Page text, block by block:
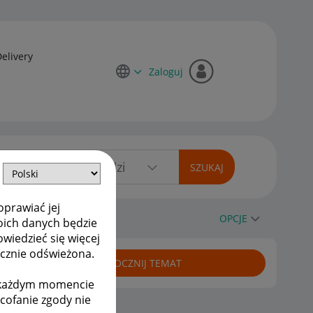
jej
danych będzie
się więcej
odświeżona.
momencie
zgody nie
Zaloguj
Finanse OPCJE
ROZPOCZNIJ TEMAT